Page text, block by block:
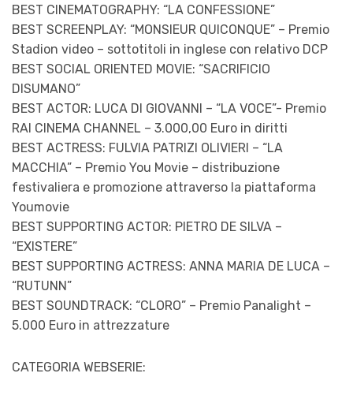
BEST CINEMATOGRAPHY: “LA CONFESSIONE”
BEST SCREENPLAY: “MONSIEUR QUICONQUE” – Premio
Stadion video – sottotitoli in inglese con relativo DCP
BEST SOCIAL ORIENTED MOVIE: “SACRIFICIO
DISUMANO”
BEST ACTOR: LUCA DI GIOVANNI – “LA VOCE”- Premio
RAI CINEMA CHANNEL – 3.000,00 Euro in diritti
BEST ACTRESS: FULVIA PATRIZI OLIVIERI – “LA
MACCHIA” – Premio You Movie – distribuzione
festivaliera e promozione attraverso la piattaforma
Youmovie
BEST SUPPORTING ACTOR: PIETRO DE SILVA –
“EXISTERE”
BEST SUPPORTING ACTRESS: ANNA MARIA DE LUCA –
“RUTUNN”
BEST SOUNDTRACK: “CLORO” – Premio Panalight –
5.000 Euro in attrezzature
CATEGORIA WEBSERIE: